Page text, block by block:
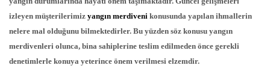
izleyen müşterilerimiz yangın merdiveni konusunda yapılan ihmallerin
nelere mal olduğunu bilmektedirler. Bu yüzden söz konusu yangın
merdivenleri olunca, bina sahiplerine teslim edilmeden önce gerekli
denetimlerle konuya yeterince önem verilmesi elzemdir.